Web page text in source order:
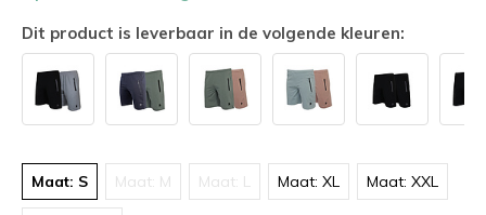
Dit product is leverbaar in de volgende kleuren:
Maat: S Maat: M Maat: L Maat: XL Maat: XXL